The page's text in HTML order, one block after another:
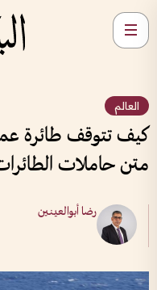
العالم
كيف تتوقف طائرة
متن حاملات
رضا أبوالعينين